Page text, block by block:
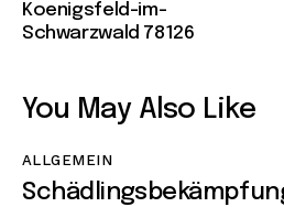
Koenigsfeld-im-
Schwarzwald 78126
You May Also Like
ALLGEMEIN